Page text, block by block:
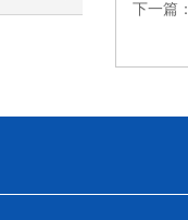
下一篇：